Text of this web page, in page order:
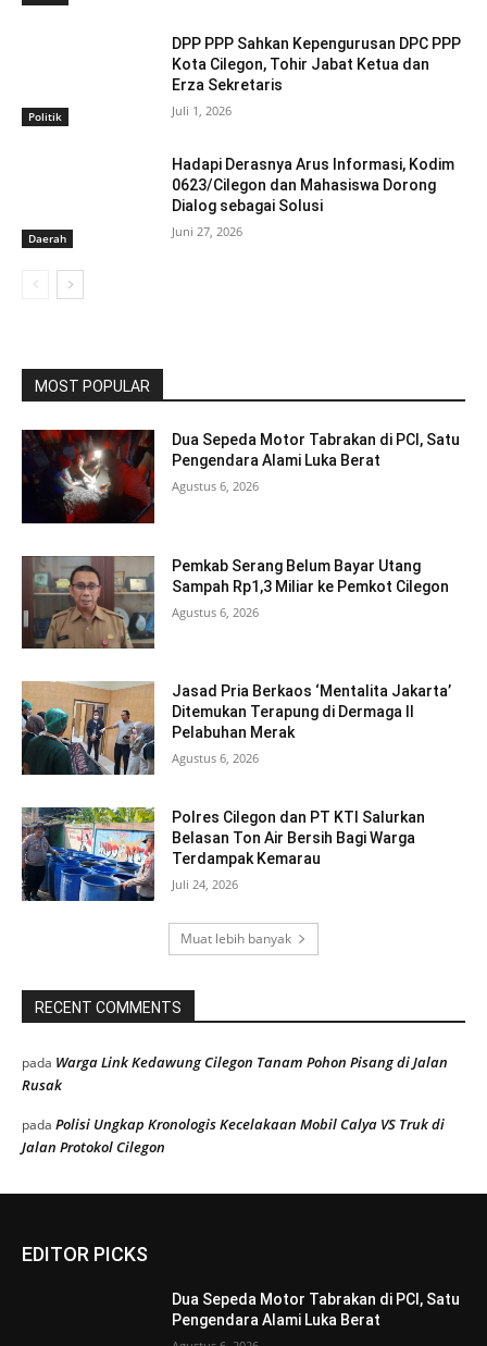
Politik
DPP PPP Sahkan Kepengurusan DPC PPP
Kota Cilegon, Tohir Jabat Ketua dan
Erza Sekretaris
Juli 1, 2026
Daerah
Hadapi Derasnya Arus Informasi, Kodim
0623/Cilegon dan Mahasiswa Dorong
Dialog sebagai Solusi
Juni 27, 2026
MOST POPULAR
Dua Sepeda Motor Tabrakan di PCI, Satu
Pengendara Alami Luka Berat
Agustus 6, 2026
Pemkab Serang Belum Bayar Utang
Sampah Rp1,3 Miliar ke Pemkot Cilegon
Agustus 6, 2026
Jasad Pria Berkaos ‘Mentalita Jakarta’
Ditemukan Terapung di Dermaga II
Pelabuhan Merak
Agustus 6, 2026
Polres Cilegon dan PT KTI Salurkan
Belasan Ton Air Bersih Bagi Warga
Terdampak Kemarau
Juli 24, 2026
Muat lebih banyak
RECENT COMMENTS
pada Warga Link Kedawung Cilegon Tanam Pohon Pisang di Jalan
Rusak
pada Polisi Ungkap Kronologis Kecelakaan Mobil Calya VS Truk di
Jalan Protokol Cilegon
EDITOR PICKS
Dua Sepeda Motor Tabrakan di PCI, Satu
Pengendara Alami Luka Berat